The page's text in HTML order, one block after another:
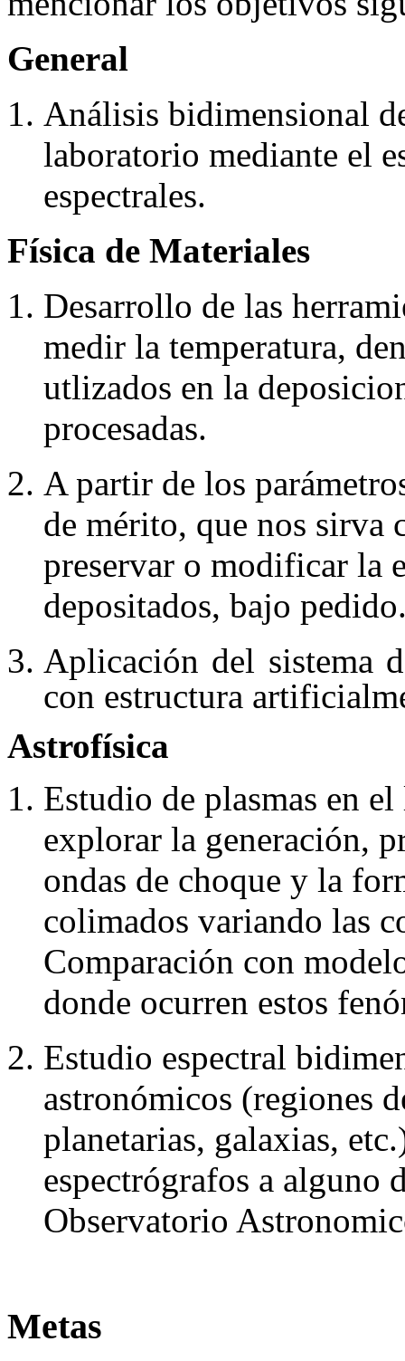
General
Análisis bidimensional
laboratorio mediante el
espectrales.
Física de Materiales
Desarrollo de las
medir la temperatura,
utlizados en la
procesadas.
A partir de los
de mérito, que nos sirva
preservar o modificar la
depositados, bajo
Aplicación del sistema
con estructura
Astrofísica
Estudio de plasmas en
explorar la generación,
ondas de choque y la
colimados variando las
Comparación con
donde ocurren estos
Estudio espectral
astronómicos (regiones
planetarias, galaxias,
espectrógrafos a alguno
Observatorio
Metas